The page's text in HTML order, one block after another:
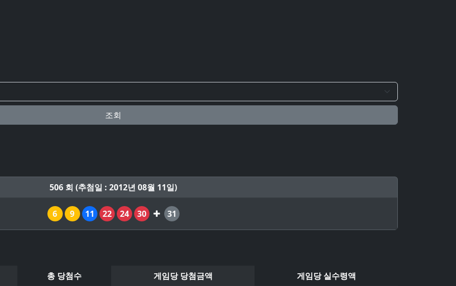
조회
506 회 (추첨일 : 2012년 08월 11일)
6 9 11 22 24 30 31
총 당첨수 게임당 당첨금액
게임당 실수령액